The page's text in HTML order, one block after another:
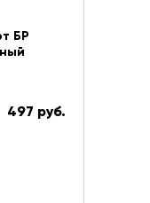
БР
497 руб.